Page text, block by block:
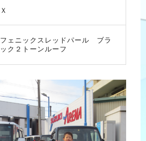
Ｘ
フェニックスレッドパール ブラ
ック２トーンルーフ